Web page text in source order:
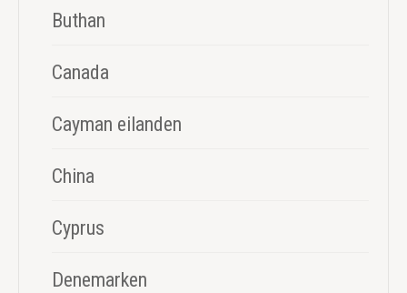
Buthan
Canada
Cayman eilanden
China
Cyprus
Denemarken